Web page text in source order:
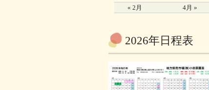
« 2月 4月 »
2026年日程表